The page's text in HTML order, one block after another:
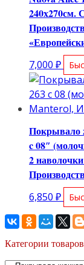
240х270см.
7,000 ₽
Покрывало
c 08″
2
6,850 ₽
Категории товаров